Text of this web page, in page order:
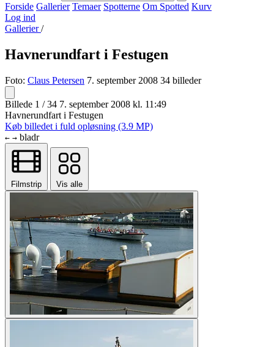
Forside Gallerier Temaer Spotterne Om Spotted Kurv
Log ind
Gallerier/
Havnerundfart i Festugen
Foto: Claus Petersen 7. september 2008 34 billeder
Billede 1 / 34 7. september 2008 kl. 11:49
Havnerundfart i Festugen
Køb billedet i fuld opløsning (3.9 MP)
← → bladr
Filmstrip Vis alle